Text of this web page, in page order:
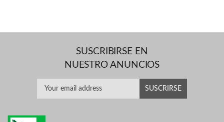
SUSCRIBIRSE EN
NUESTRO ANUNCIOS